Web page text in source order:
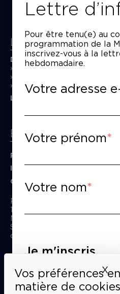
X
La Maison de la
Découvrir
En photos
Nos partenaires
L’équipe
Espace pro
Privatiser une salle
Informations techniques
Contact presse
Passage Moliėre
157, rue Saint-Martin - 75003
M° Rambuteau - RER Les Halles
Standard tél : 01 44 54 53 00
du mardi au samedi de 15h à 18h
Liens utiles
Mentions légales
Lettre
Pour être tenu(e) au
programmation de la
inscrivez-vous à la
hebdomadaire.
Votre adresse
Votre prénom
Votre nom
Je m'inscris